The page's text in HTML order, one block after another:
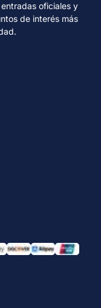
oficiales y
de interés más